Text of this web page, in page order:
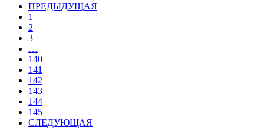
ПРЕДЫДУЩАЯ
1
2
3
…
140
141
142
143
144
145
СЛЕДУЮЩАЯ